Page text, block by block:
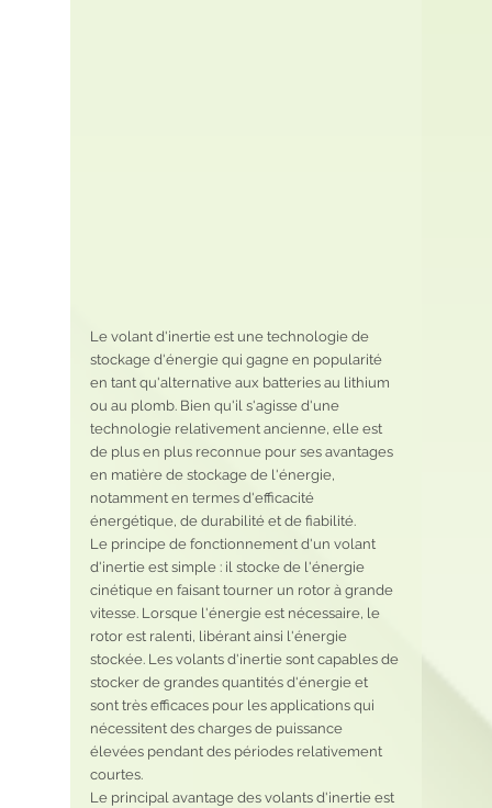
Le volant d'inertie est une technologie de
stockage d'énergie qui gagne en popularité
en tant qu'alternative aux batteries au lithium
ou au plomb. Bien qu'il s'agisse d'une
technologie relativement ancienne, elle est
de plus en plus reconnue pour ses avantages
en matière de stockage de l'énergie,
notamment en termes d'efficacité
énergétique, de durabilité et de fiabilité.
Le principe de fonctionnement d'un volant
d'inertie est simple : il stocke de l'énergie
cinétique en faisant tourner un rotor à grande
vitesse. Lorsque l'énergie est nécessaire, le
rotor est ralenti, libérant ainsi l'énergie
stockée. Les volants d'inertie sont capables de
stocker de grandes quantités d'énergie et
sont très efficaces pour les applications qui
nécessitent des charges de puissance
élevées pendant des périodes relativement
courtes.
Le principal avantage des volants d'inertie est